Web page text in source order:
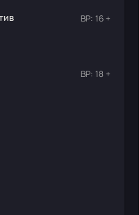
ВР: 16 +
ВР: 18 +